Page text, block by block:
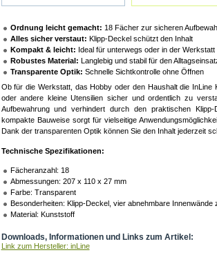
Ordnung leicht gemacht: 18 Fächer zur sicheren
Alles sicher verstaut: Klipp-Deckel schützt den Inhalt
Kompakt & leicht: Ideal für unterwegs oder in der Werkstatt
Robustes Material: Langlebig und stabil für den
Transparente Optik: Schnelle Sichtkontrolle ohne Öffnen
Ob für die Werkstatt, das Hobby oder den Haushalt die
oder andere kleine Utensilien sicher und ordentlich zu
Aufbewahrung und verhindert durch den praktischen
kompakte Bauweise sorgt für vielseitige
Dank der transparenten Optik können Sie den Inhalt jederzeit
Technische Spezifikationen:
Fächeranzahl: 18
Abmessungen: 207 x 110 x 27 mm
Farbe: Transparent
Besonderheiten: Klipp-Deckel, vier abnehmbare Innenwände
Material: Kunststoff
Downloads, Informationen und Links zum Artikel:
Link zum Hersteller: inLine